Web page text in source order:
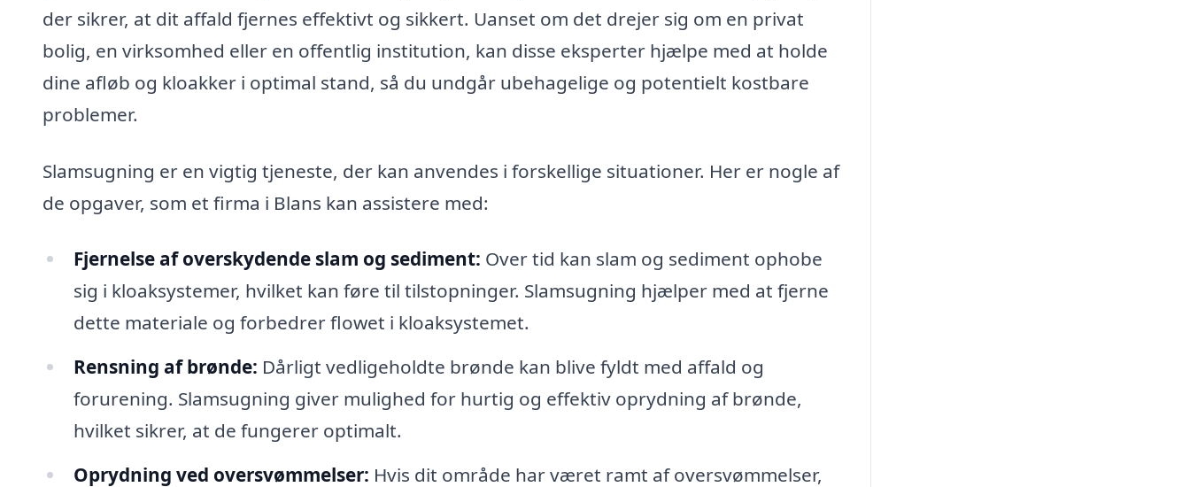
der sikrer, at dit affald fjernes effektivt og sikkert. Uanset om det drejer sig om en privat
bolig, en virksomhed eller en offentlig institution, kan disse eksperter hjælpe med at holde
dine afløb og kloakker i optimal stand, så du undgår ubehagelige og potentielt kostbare
problemer.
Slamsugning er en vigtig tjeneste, der kan anvendes i forskellige situationer. Her er nogle af
de opgaver, som et firma i Blans kan assistere med:
Fjernelse af overskydende slam og sediment: Over tid kan slam og sediment ophobe
sig i kloaksystemer, hvilket kan føre til tilstopninger. Slamsugning hjælper med at fjerne
dette materiale og forbedrer flowet i kloaksystemet.
Rensning af brønde: Dårligt vedligeholdte brønde kan blive fyldt med affald og
forurening. Slamsugning giver mulighed for hurtig og effektiv oprydning af brønde,
hvilket sikrer, at de fungerer optimalt.
Oprydning ved oversvømmelser: Hvis dit område har været ramt af oversvømmelser,